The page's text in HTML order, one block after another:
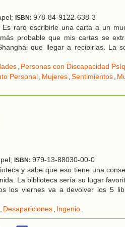
ISBN: 978-84-9122-638-3
raro escribirle una carta a un
probable que mis cartas se
que llegar a recibirlas. La
, Personas con Discapacidad
Personal, Mujeres,Sentimientos,
ISBN: 979-13-88030-00-0
y sabe que eso tiene una
La biblioteca sería su lugar
los viernes va a devolver los 5
, Desapariciones, Ingenio.